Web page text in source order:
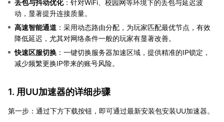
丢包与抖动优化：针对WiFi、校园网等环境下的丢包与延迟波
动，显著提升连接质量。
高速智能通道 ：采用动态路由分配，为玩家匹配最优节点，有效
降低延迟，尤其对网络条件一般的玩家有显著改善。
快速区服切换 ：一键切换服务器加速区域，提供精准的IP锁定，
减少频繁更换IP带来的账号风险。
1. 用UU加速器的详细步骤
第一步：通过下方下载按钮，即可通过最新安装包安装UU加速器。